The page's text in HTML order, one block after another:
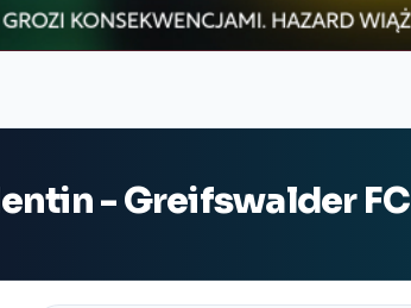
- Greifswalder FC